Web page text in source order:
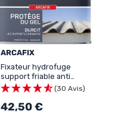
ARCAFIX
Fixateur hydrofuge
support friable anti
poussière: ARCAFIX
(30 Avis)
42,50 €